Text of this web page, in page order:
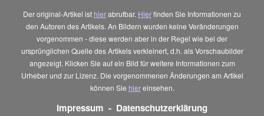
Der original-Artikel ist hierabrufbar. Hierfinden Sie Informationen zu
den Autoren des Artikels. An Bildern wurden keine Veränderungen
vorgenommen - diese werden aber in der Regel wie bei der
ursprünglichen Quelle des Artikels verkleinert, d.h. als Vorschaubilder
angezeigt. Klicken Sie auf ein Bild für weitere Informationen zum
Urheber und zur Lizenz. Die vorgenommenen Änderungen am Artikel
können Sie hiereinsehen.
Impressum - Datenschutzerklärung